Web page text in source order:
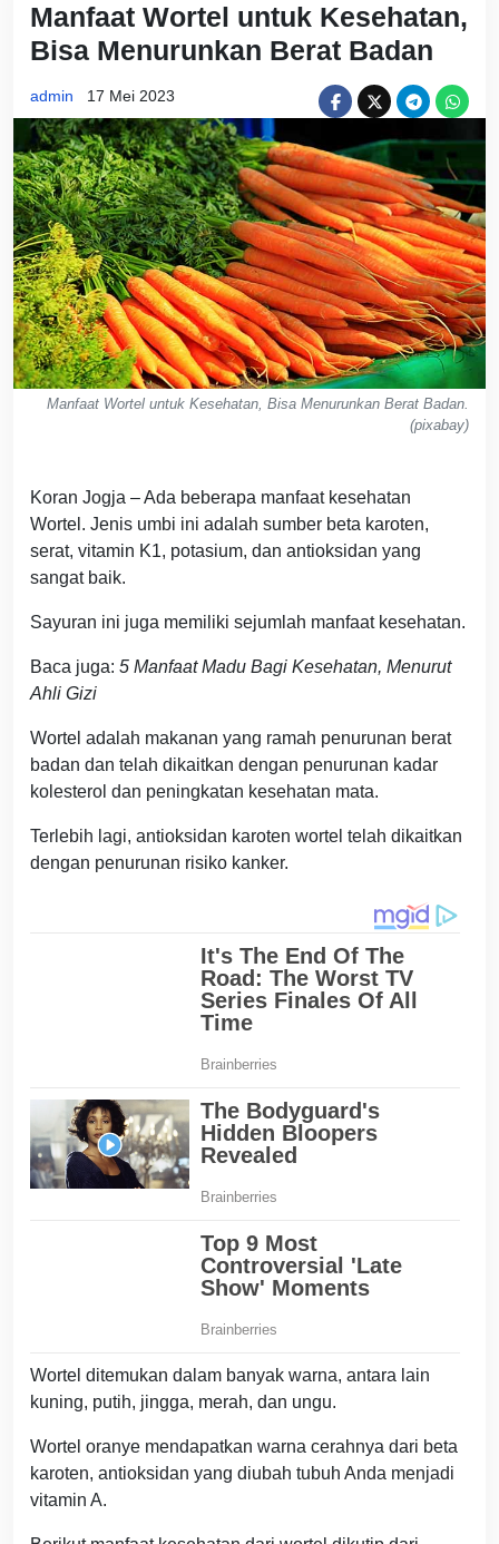
Manfaat Wortel untuk Kesehatan,
Bisa Menurunkan Berat Badan
admin 17 Mei 2023
Manfaat Wortel untuk Kesehatan, Bisa Menurunkan Berat Badan.
(pixabay)
Koran Jogja – Ada beberapa manfaat kesehatan
Wortel. Jenis umbi ini adalah sumber beta karoten,
serat, vitamin K1, potasium, dan antioksidan yang
sangat baik.
Sayuran ini juga memiliki sejumlah manfaat kesehatan.
Baca juga: 5 Manfaat Madu Bagi Kesehatan, Menurut
Ahli Gizi
Wortel adalah makanan yang ramah penurunan berat
badan dan telah dikaitkan dengan penurunan kadar
kolesterol dan peningkatan kesehatan mata.
Terlebih lagi, antioksidan karoten wortel telah dikaitkan
dengan penurunan risiko kanker.
Wortel ditemukan dalam banyak warna, antara lain
kuning, putih, jingga, merah, dan ungu.
Wortel oranye mendapatkan warna cerahnya dari beta
karoten, antioksidan yang diubah tubuh Anda menjadi
vitamin A.